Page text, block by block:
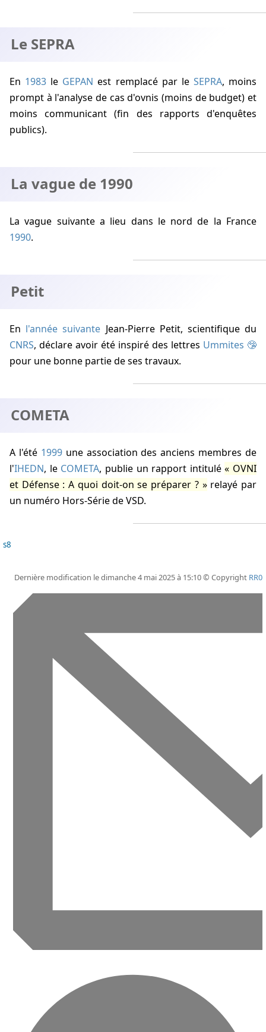
Le SEPRA
En 1983 le GEPAN est remplacé par le SEPRA, moins
prompt à l'analyse de cas d'ovnis (moins de budget) et
moins communicant (fin des rapports d'enquêtes
publics).
La vague de 1990
La vague suivante a lieu dans le nord de la France
1990.
Petit
En l'année suivante Jean-Pierre Petit, scientifique du
CNRS, déclare avoir été inspiré des lettres Ummites
pour une bonne partie de ses travaux.
COMETA
A l'été 1999une association des anciens membres de
l'IHEDN, le COMETA, publie un rapport intitulé
OVNI
et Défense : A quoi doit-on se préparer ?
relayé par
un numéro Hors-Série de VSD.
s8
Dernière modification le dimanche 4 mai 2025 à 15:10 © Copyright RR0